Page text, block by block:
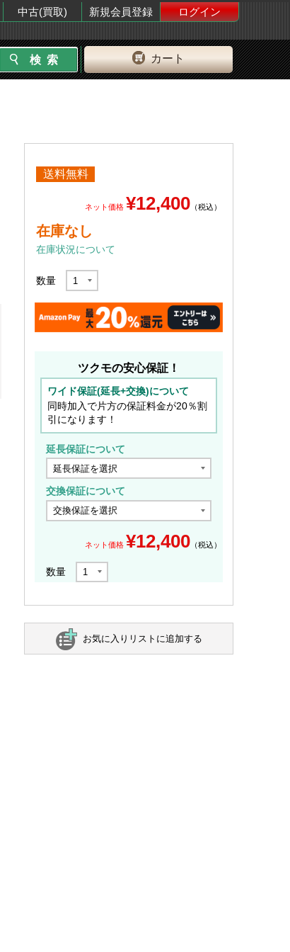
中古(買取) 新規会員登録
ログイン
カート
送料無料
ネット価格 ¥12,400 （税込）
在庫なし
在庫状況について
数量
ツクモの安心保証！
ワイド保証(延長+交換)について
同時加入で片方の保証料金が20％割
引になります！
延長保証について
交換保証について
ネット価格 ¥12,400 （税込）
数量
お気に入りリストに追加する